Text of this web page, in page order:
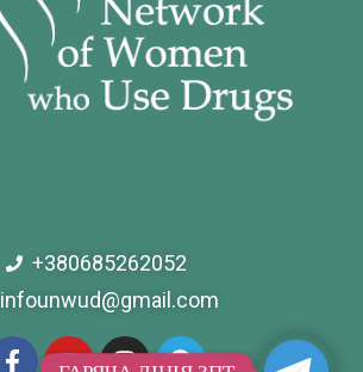
+380685262052
infounwud@gmail.com